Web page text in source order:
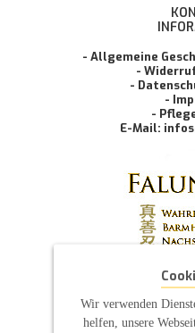
- Allgemeine
-
-
-
-
E-Mail:
Wir verwenden
helfen, unsere